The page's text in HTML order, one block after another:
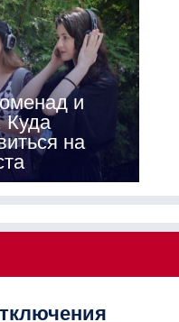
и
Куда
на